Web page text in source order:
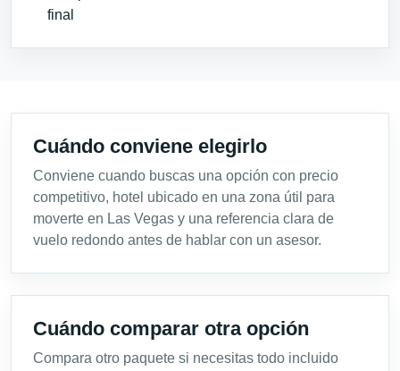
final
Cuándo conviene elegirlo
Conviene cuando buscas una opción con precio
competitivo, hotel ubicado en una zona útil para
moverte en Las Vegas y una referencia clara de
vuelo redondo antes de hablar con un asesor.
Cuándo comparar otra opción
Compara otro paquete si necesitas todo incluido